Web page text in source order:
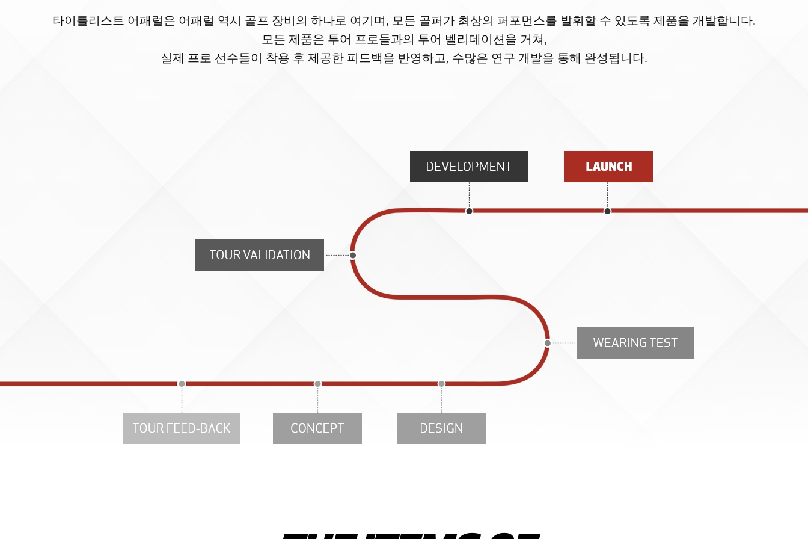
타이틀리스트 어패럴은 어패럴 역시 골프 장비의 하나로 여기며, 모든 골퍼가 최상의 퍼포먼스를 발휘할 수 있도록 제품을 개발합니다.
모든 제품은 투어 프로들과의 투어 벨리데이션을 거쳐,
실제 프로 선수들이 착용 후 제공한 피드백을 반영하고, 수많은 연구 개발을 통해 완성됩니다.